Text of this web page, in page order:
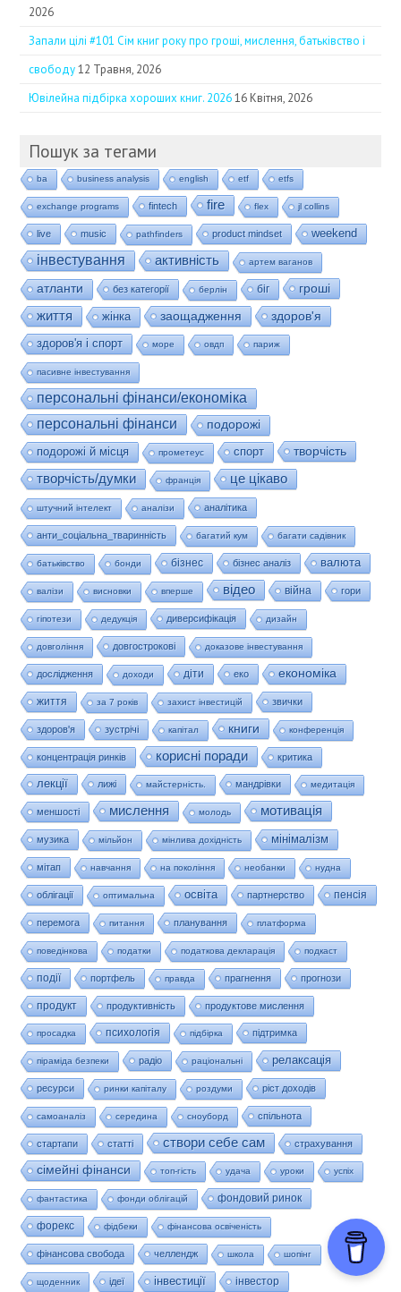
2026
Запали цілі #101 Сім книг року про гроші, мислення, батьківство і
свободу 12 Травня, 2026
Ювілейна підбірка хороших книг. 2026 16 Квітня, 2026
Пошук за тегами
ba business analysis english etf etfs
exchange programs fintech fire flex jl collins
live music pathfinders product mindset weekend
інвестування активність артем ваганов
атланти без категорії берлін біг гроші
життя жінка заощадження здоров'я
здоров'я і спорт море овдп париж
пасивне інвестування
персональні фінанси/економіка
персональні фінанси
подорожі
подорожі й місця
прометеус спорт
творчість
творчість/думки
франція це цікаво
штучний інтелект аналізи аналітика
анти_соціальна_тваринність багатий кум багати садівник
батьківство бонди бізнес бізнес аналіз валюта
валізи висновки вперше відео війна гори
гіпотези дедукція диверсифікація дизайн
довгоління довгострокові доказове інвестування
дослідження доходи діти еко економіка
життя за 7 років захист інвестицій звички
здоров'я зустрічі капітал книги конференція
концентрація ринків корисні поради критика
лекції лижі майстерність. мандрівки медитація
меншості мислення молодь мотивація
музика мільйон мінлива дохідність мінімалізм
мітап навчання на покоління необанки нудна
облігації оптимальна освіта партнерство пенсія
перемога питання планування платформа
поведінкова податки податкова декларація подкаст
події портфель правда прагнення прогнози
продукт продуктивність продуктове мислення
просадка психологія підбірка підтримка
піраміда безпеки радіо раціональні релаксація
ресурси ринки капіталу роздуми ріст доходів
самоаналіз середина сноуборд спільнота
стартапи статті створи себе сам страхування
сімейні фінанси топ-гість удача уроки успіх
фантастика фонди облігацій фондовий ринок
форекс фідбеки фінансова освіченість
фінансова свобода челлендж школа шопінг
щоденник ідеї інвестиції інвестор